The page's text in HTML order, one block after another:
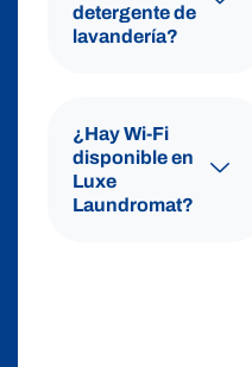
detergente de
lavandería?
¿Hay Wi-Fi
disponible en
Luxe
Laundromat?